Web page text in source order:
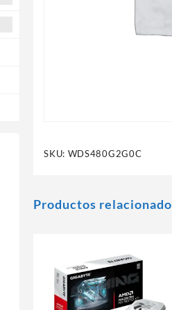
SKU: WDS480G2G0C
Productos